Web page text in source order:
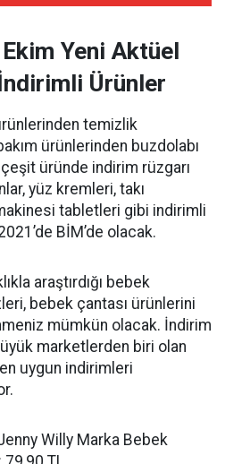
Yeni Aktüel
Ürünler
temizlik
ürünlerinden buzdolabı
üründe indirim rüzgarı
yüz kremleri, takı
tabletleri gibi indirimli
BİM’de olacak.
araştırdığı bebek
bebek çantası ürünlerini
mümkün olacak. İndirim
marketlerden biri olan
uygun indirimleri
Willy Marka Bebek